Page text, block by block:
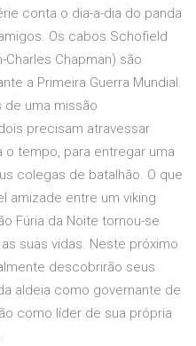
conta o dia-a-dia do panda
Os cabos Schofield
Charles Chapman) são
a Primeira Guerra Mundial.
de uma missão
precisam atravessar
tempo, para entregar uma
colegas de batalhão. O que
amizade entre um viking
Fúria da Noite tornou-se
suas vidas. Neste próximo
descobrirão seus
aldeia como governante de
como líder de sua própria